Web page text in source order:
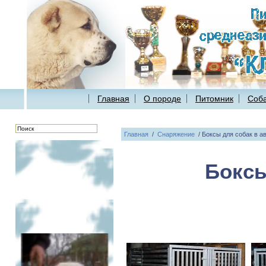
Питомник
О породе
Главная
Главная / Снаряжение / Боксы для собак в